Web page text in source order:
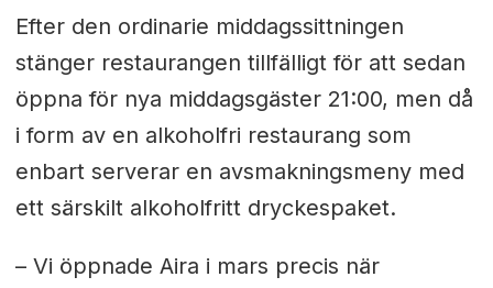
Efter den ordinarie middagssittningen
stänger restaurangen tillfälligt för att sedan
öppna för nya middagsgäster 21:00, men då
i form av en alkoholfri restaurang som
enbart serverar en avsmakningsmeny med
ett särskilt alkoholfritt dryckespaket.
– Vi öppnade Aira i mars precis när